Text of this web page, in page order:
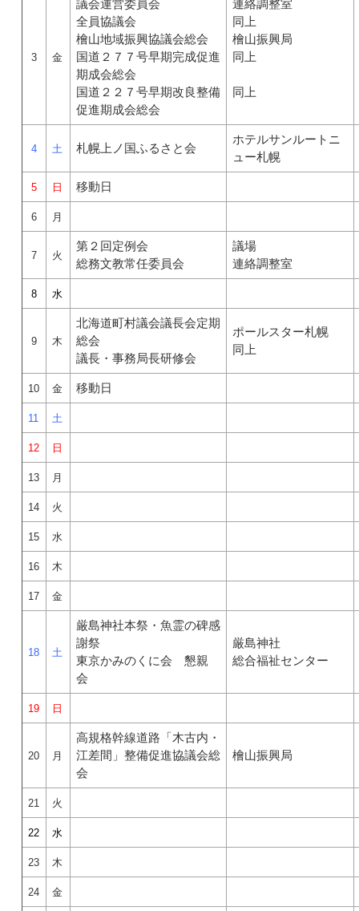
3 金
議会運営委員会
全員協議会
檜山地域振興協議会総会
国道２７７号早期完成促進
期成会総会
国道２２７号早期改良整備
促進期成会総会
連絡調整室
同上
檜山振興局
同上
同上
4 土 札幌上ノ国ふるさと会
ホテルサンルートニ
ュー札幌
5 日 移動日
6 月
7 火
第２回定例会
総務文教常任委員会
議場
連絡調整室
8 水
9 木
北海道町村議会議長会定期
総会
議長・事務局長研修会
ポールスター札幌
同上
10 金 移動日
11 土
12 日
13 月
14 火
15 水
16 木
17 金
18 土
厳島神社本祭・魚霊の碑感
謝祭
東京かみのくに会 懇親
会
厳島神社
総合福祉センター
19 日
20 月
高規格幹線道路「木古内・
江差間」整備促進協議会総
会
檜山振興局
21 火
22 水
23 木
24 金